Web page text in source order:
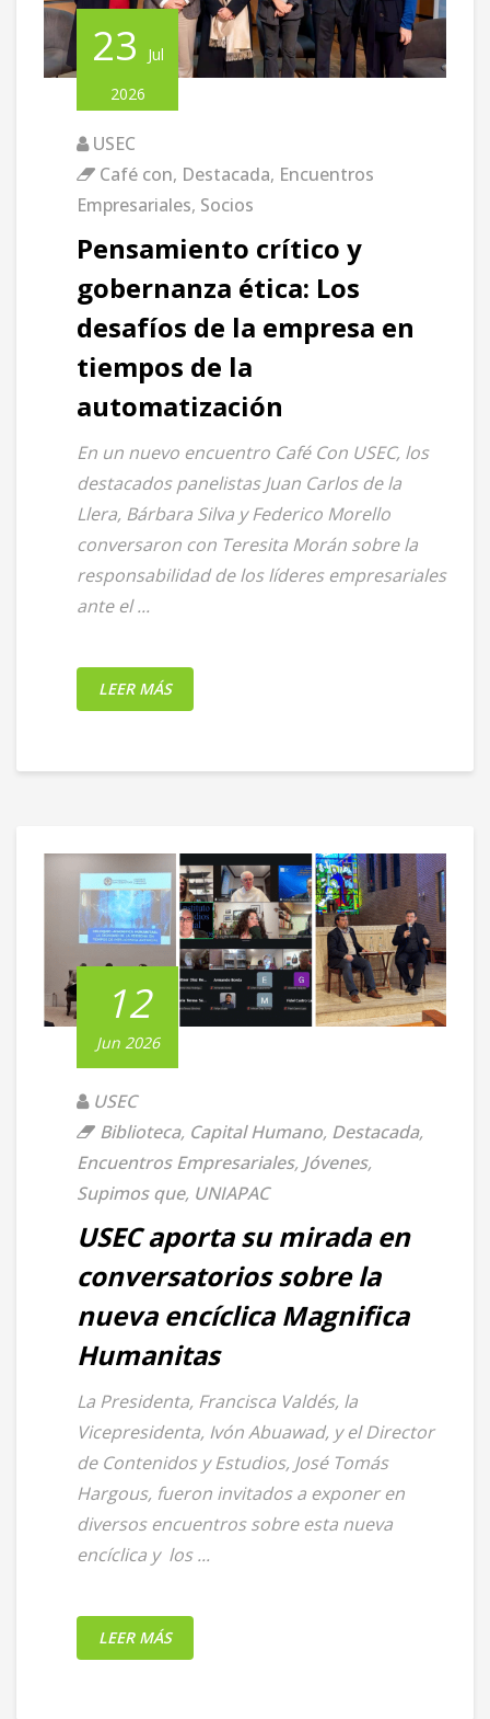
23
Jul
2026
USEC
Café con, Destacada, Encuentros
Empresariales, Socios
Pensamiento crítico y
gobernanza ética: Los
desafíos de la empresa en
tiempos de la
automatización
En un nuevo encuentro Café Con USEC, los
destacados panelistas Juan Carlos de la
Llera, Bárbara Silva y Federico Morello
conversaron con Teresita Morán sobre la
responsabilidad de los líderes empresariales
ante el ...
LEER MÁS
12
Jun 2026
USEC
Biblioteca, Capital Humano, Destacada,
Encuentros Empresariales, Jóvenes,
Supimos que, UNIAPAC
USEC aporta su mirada en
conversatorios sobre la
nueva encíclica Magnifica
Humanitas
La Presidenta, Francisca Valdés, la
Vicepresidenta, Ivón Abuawad, y el Director
de Contenidos y Estudios, José Tomás
Hargous, fueron invitados a exponer en
diversos encuentros sobre esta nueva
encíclica y los ...
LEER MÁS